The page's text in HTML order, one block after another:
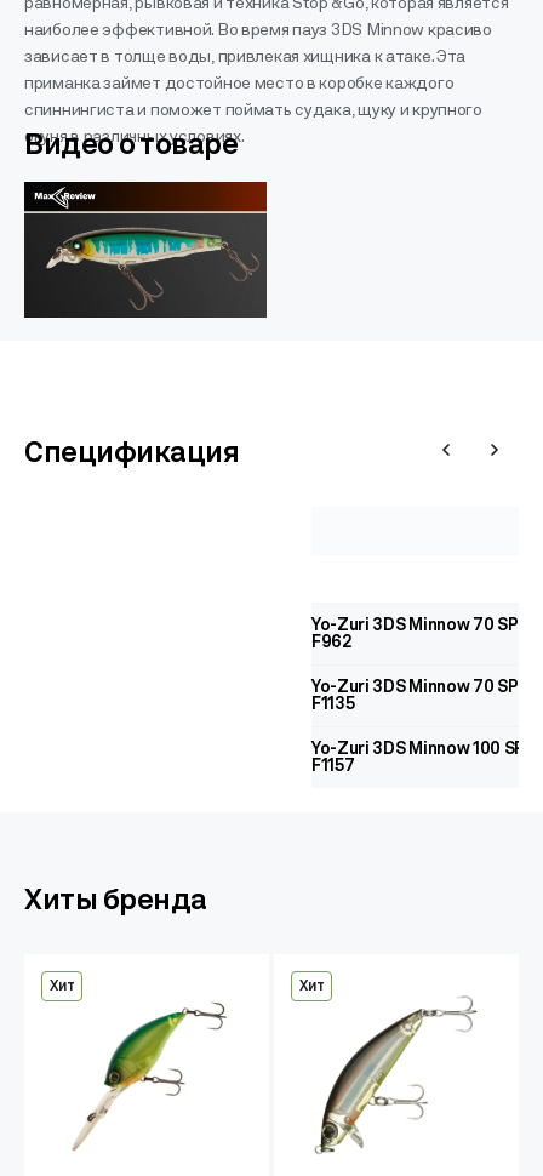
равномерная, рывковая и техника Stop & Go, которая является
наиболее эффективной. Во время пауз 3DS Minnow красиво
зависает в толще воды, привлекая хищника к атаке. Эта
приманка займет достойное место в коробке каждого
спиннингиста и поможет поймать судака, щуку и крупного
окуня в различных условиях.
Видео о товаре
Спецификация
Yo-Zuri 3DS Minnow 70 SP
F962
Yo-Zuri 3DS Minnow 70 SP
F1135
Yo-Zuri 3DS Minnow 100 SP
F1157
Хиты бренда
Хит Хит